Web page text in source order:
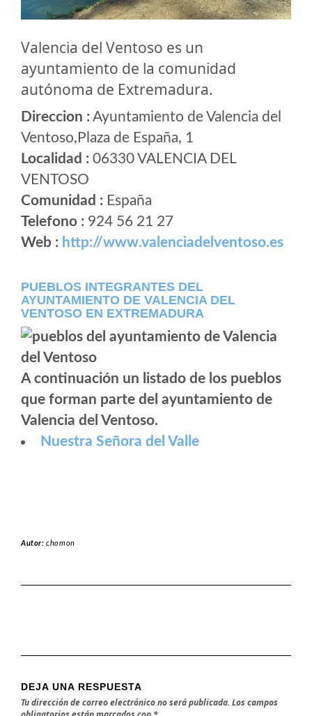
Valencia del Ventoso es un
ayuntamiento de la comunidad
autónoma de Extremadura.
Direccion :Ayuntamiento de Valencia del
Ventoso,Plaza de España, 1
Localidad : 06330 VALENCIA DEL
VENTOSO
Comunidad : España
Telefono : 924 56 21 27
Web : http://www.valenciadelventoso.es
PUEBLOS INTEGRANTES DEL
AYUNTAMIENTO DE VALENCIA DEL
VENTOSO EN EXTREMADURA
A continuación un listado de los pueblos
que forman parte del ayuntamiento de
Valencia del Ventoso.
Nuestra Señora del Valle
Autor:chomon
DEJA UNA RESPUESTA
Tu dirección de correo electrónico no será publicada. Los campos